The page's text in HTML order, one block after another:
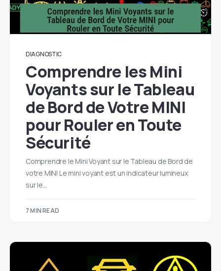
DIAGNOSTIC
Comprendre les Mini
Voyants sur le Tableau
de Bord de Votre MINI
pour Rouler en Toute
Sécurité
Comprendre le Mini Voyant sur le Tableau de Bord de
votre MINI Le mini voyant est un indicateur lumineux
sur le…
7 MIN READ